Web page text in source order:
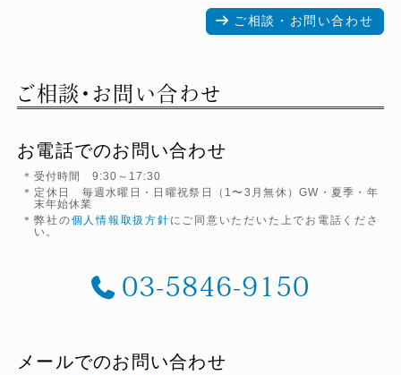
ご相談・お問い合わせ
ご相談・お問い合わせ
お電話でのお問い合わせ
受付時間 9:30～17:30
定休日 毎週水曜日・日曜祝祭日（1〜3月無休）GW・夏季・年
末年始休業
弊社の個人情報取扱方針 にご同意いただいた上でお電話くださ
い。
03-5846-9150
メールでのお問い合わせ